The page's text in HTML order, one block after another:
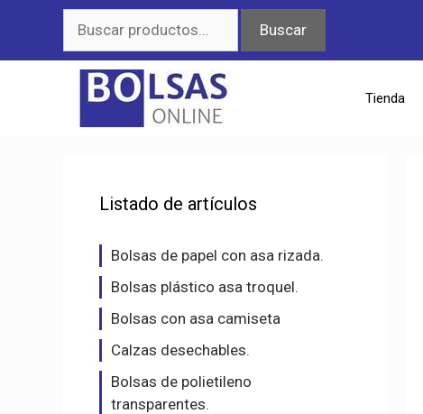
contenido
por:
Buscar
Tienda
Listado de artículos
Bolsas de papel con asa rizada.
Bolsas plástico asa troquel.
Bolsas con asa camiseta
Calzas desechables.
Bolsas de polietileno
transparentes.